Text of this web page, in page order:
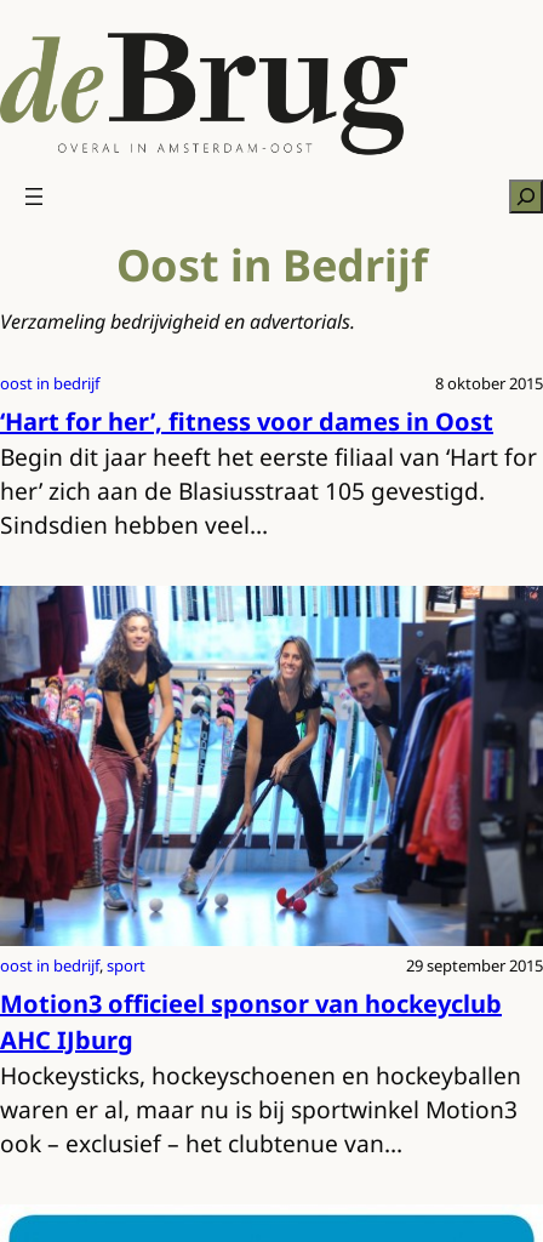
naar
de
inhoud
Oost in Bedrijf
Verzameling bedrijvigheid en advertorials.
oost in bedrijf 8 oktober 2015
‘Hart for her’, fitness voor dames in Oost
Begin dit jaar heeft het eerste filiaal van ‘Hart for
her’ zich aan de Blasiusstraat 105 gevestigd.
Sindsdien hebben veel…
oost in bedrijf, sport 29 september 2015
Motion3 officieel sponsor van hockeyclub
AHC IJburg
Hockeysticks, hockeyschoenen en hockeyballen
waren er al, maar nu is bij sportwinkel Motion3
ook – exclusief – het clubtenue van…